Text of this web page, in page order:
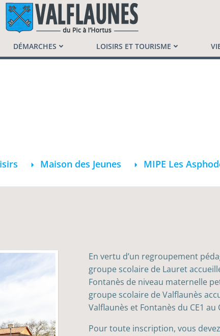
DÉMARCHES LOISIRS ET TOURISME
Maison des Jeunes MIPE Les
En vertu d’un regroupement
groupe scolaire de Lauret
Fontanès de niveau maternelle
groupe scolaire de Valflaunès
Valflaunès et Fontanès du CE1 au
Pour toute inscription, vous